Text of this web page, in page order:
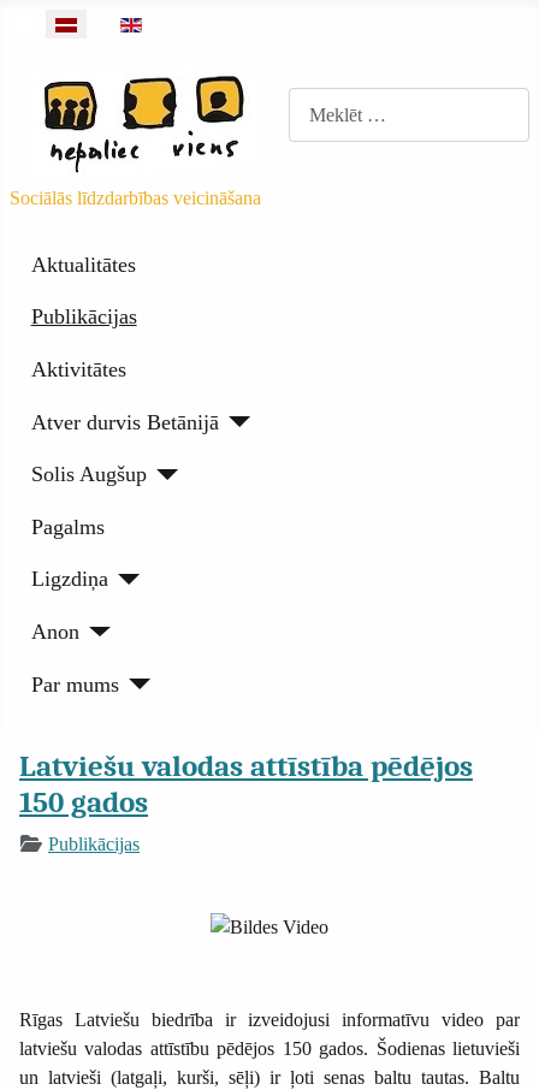
Barotnes objekti
Izvēlieties valodu
Sociālās līdzdarbības veicināšana
Aktualitātes
Publikācijas
Aktivitātes
Atver durvis Betānijā
Solis Augšup
Pagalms
Ligzdiņa
Anon
Par mums
Latviešu valodas attīstība pēdējos
150 gados
Publikācijas
Rīgas Latviešu biedrība ir izveidojusi informatīvu video par
latviešu valodas attīstību pēdējos 150 gados. Šodienas lietuvieši
un latvieši (latgaļi, kurši, sēļi) ir ļoti senas baltu tautas. Baltu